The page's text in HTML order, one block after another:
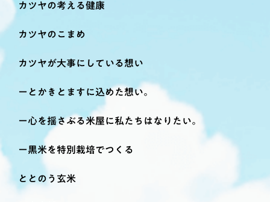
カツヤの考える健康
カツヤのこまめ
カツヤが大事にしている想い
とかきとますに込めた想い。
心を揺さぶる米屋に私たちはなりたい。
黒米を特別栽培でつくる
ととのう玄米